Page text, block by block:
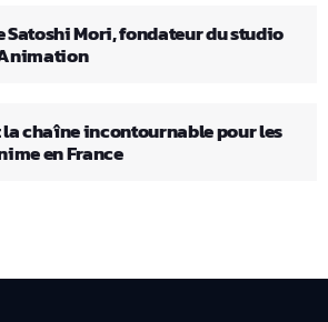
Satoshi Mori, fondateur du studio
la chaîne incontournable pour les
en France